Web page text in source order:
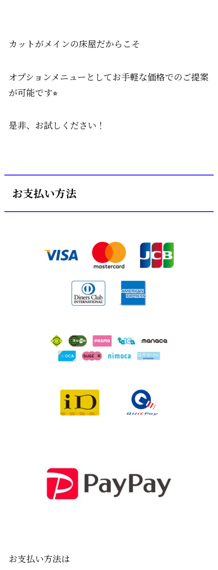
カットがメインの床屋だからこそ
オプションメニューとしてお手軽な価格でのご提案
が可能です⭐︎
是非、お試しください！
お支払い方法
お支払い方法は